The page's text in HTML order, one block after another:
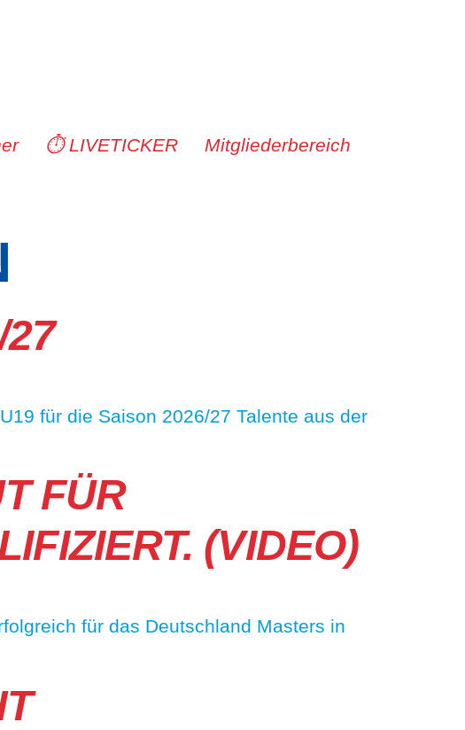
⏱️ LIVETICKER Mitgliederbereich
für die Saison 2026/27 Talente aus der
FÜR
(VIDEO)
für das Deutschland Masters in